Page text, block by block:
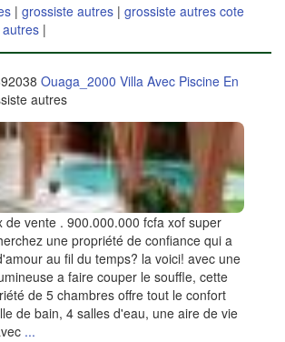
| grossiste autres | grossiste autres cote
|
Ouaga_2000 Villa Avec Piscine En
autres
de vente . 900.000.000 fcfa xof super
une propriété de confiance qui a
au fil du temps? la voici! avec une
a faire couper le souffle, cette
de 5 chambres offre tout le confort
de bain, 4 salles d'eau, une aire de vie
...